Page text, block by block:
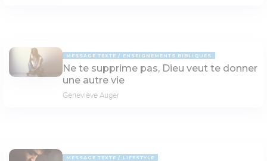
MESSAGE TEXTE ENSEIGNEMENTS BIBLIQUES
Ne te supprime pas, Dieu veut te donner
une autre vie
Geneviève Auger
MESSAGE TEXTE LIFESTYLE